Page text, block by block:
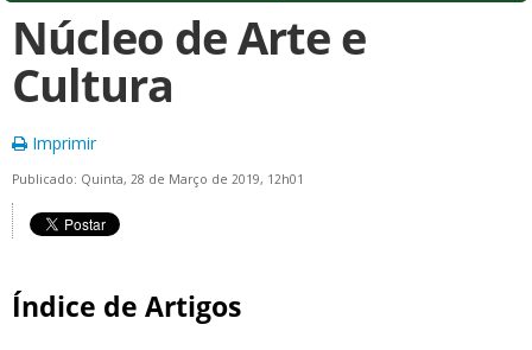
Núcleo de Arte e
Cultura
Imprimir
Publicado: Quinta, 28 de Março de 2019, 12h01
Índice de Artigos